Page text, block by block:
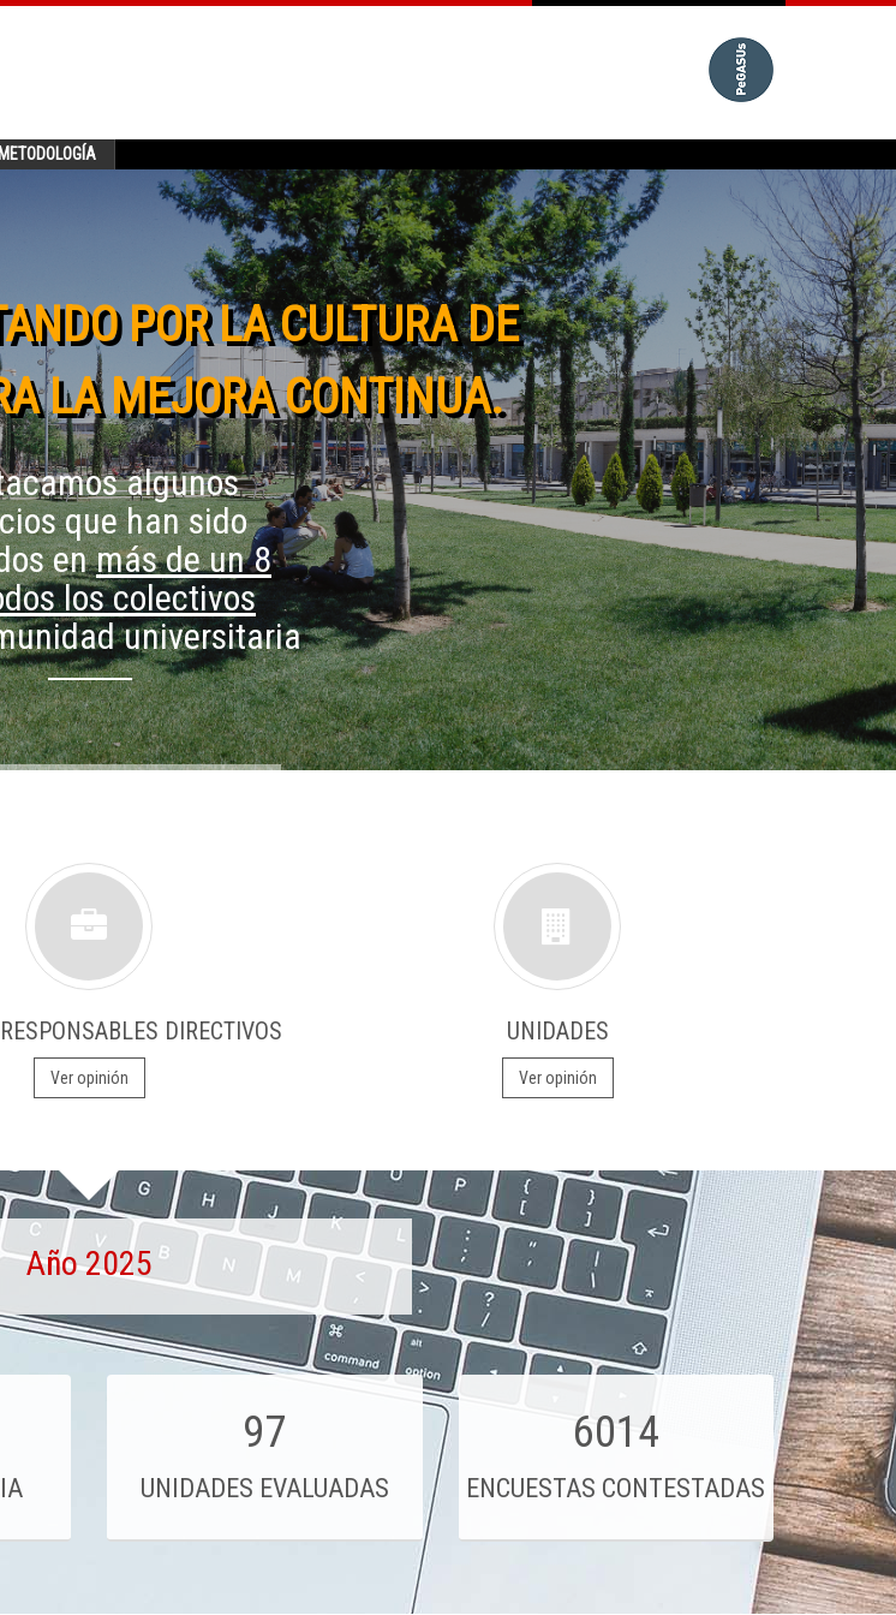
METODOLOGÍA
POR LA CULTURA DE
LA MEJORA CONTINUA.
algunos
que han sido
enmás de un 8
los colectivos
universitaria
DIRECTIVOS
Ver opinión
UNIDADES
Ver opinión
Año 2025
97
UNIDADES EVALUADAS
6014
ENCUESTAS CONTESTADAS